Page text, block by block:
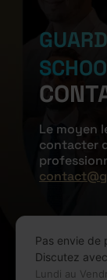
Le moyen
contacter
Pas envie de
Discutez
Lundi au